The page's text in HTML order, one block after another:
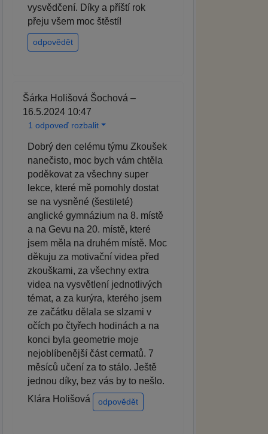
vysvědčení. Díky a příští rok
přeju všem moc štěstí!
odpovědět
Šárka Holišová Šochová –
16.5.2024 10:47
1 odpoveď rozbalit
Dobrý den celému týmu Zkoušek
nanečisto, moc bych vám chtěla
poděkovat za všechny super
lekce, které mě pomohly dostat
se na vysněné (šestileté)
anglické gymnázium na 8. místě
a na Gevu na 20. místě, které
jsem měla na druhém místě. Moc
děkuju za motivační videa před
zkouškami, za všechny extra
videa na vysvětlení jednotlivých
témat, a za kurýra, kterého jsem
ze začátku dělala se slzami v
očích po čtyřech hodinách a na
konci byla geometrie moje
nejoblíbenější část cermatů. 7
měsíců učení za to stálo. Ještě
jednou díky, bez vás by to nešlo.
Klára Holišová
odpovědět